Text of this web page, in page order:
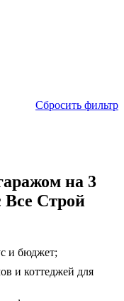
Сбросить фильтр
на 3
Строй
и бюджет;
и коттеджей для